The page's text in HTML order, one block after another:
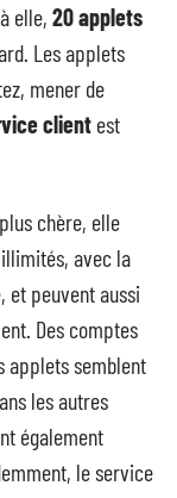
elle, 20 applets
Les applets
mener de
client est
chère, elle
avec la
et peuvent aussi
Des comptes
applets semblent
les autres
également
le service